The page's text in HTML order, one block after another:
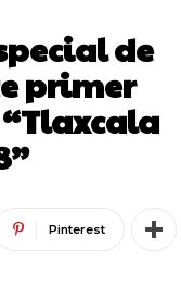
de
primer
Pinterest